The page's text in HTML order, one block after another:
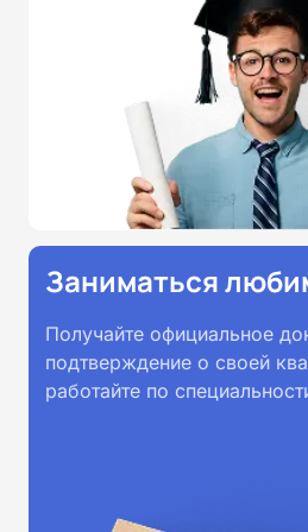
Заниматься
Получайте официальное
подтверждение о своей
работайте по